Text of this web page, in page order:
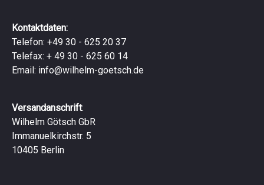
Kontaktdaten:
Telefon: +49 30 - 625 20 37
Telefax: + 49 30 - 625 60 14
Email: info@wilhelm-goetsch.de
Versandanschrift:
Wilhelm Götsch GbR
Immanuelkirchstr. 5
10405 Berlin